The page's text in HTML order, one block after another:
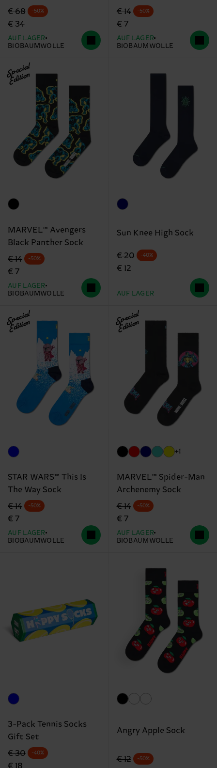
Originalpreis
€ 68
Reduzierter Preis
€ 34
-50%
AUF LAGER
BIOBAUMWOLLE
Originalpreis
€ 14
Reduzierter Preis
€ 7
-50%
AUF LAGER
BIOBAUMWOLLE
Special
Edition
MARVEL™ Avengers
Black Panther Sock
Originalpreis
€ 14
Reduzierter Preis
€ 7
-50%
AUF LAGER
BIOBAUMWOLLE
Sun Knee High Sock
Originalpreis
€ 20
Reduzierter Preis
€ 12
-40%
AUF LAGER
Special
Edition
STAR WARS™ This Is
The Way Sock
Originalpreis
€ 14
Reduzierter Preis
€ 7
-50%
AUF LAGER
BIOBAUMWOLLE
Special
Edition
+1
MARVEL™ Spider-Man
Archenemy Sock
Originalpreis
€ 14
Reduzierter Preis
€ 7
-50%
AUF LAGER
BIOBAUMWOLLE
3-Pack Tennis Socks
Gift Set
Originalpreis
€ 30
Reduzierter Preis
-40%
Angry Apple Sock
Originalpreis
€ 12
Reduzierter Preis
-50%